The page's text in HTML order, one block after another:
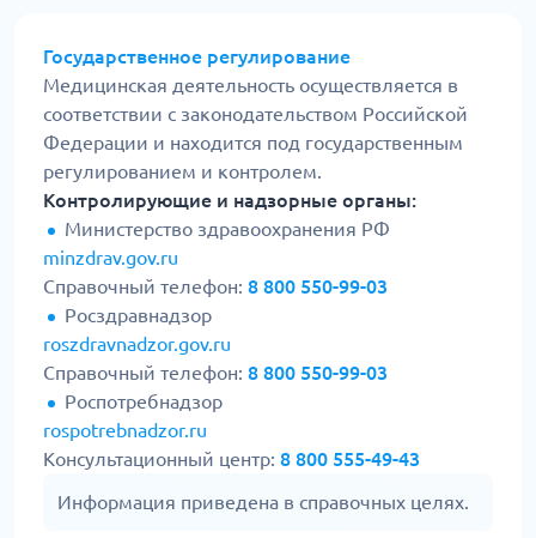
Государственное регулирование
Медицинская деятельность осуществляется в
соответствии с законодательством Российской
Федерации и находится под государственным
регулированием и контролем.
Контролирующие и надзорные органы:
Министерство здравоохранения РФ
minzdrav.gov.ru
Справочный телефон: 8 800 550-99-03
Росздравнадзор
roszdravnadzor.gov.ru
Справочный телефон: 8 800 550-99-03
Роспотребнадзор
rospotrebnadzor.ru
Консультационный центр: 8 800 555-49-43
Информация приведена в справочных целях.